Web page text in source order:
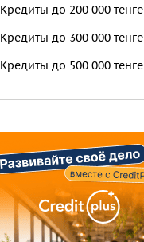
Кредиты до 200 000 тенге
Кредиты до 300 000 тенге
Кредиты до 500 000 тенге